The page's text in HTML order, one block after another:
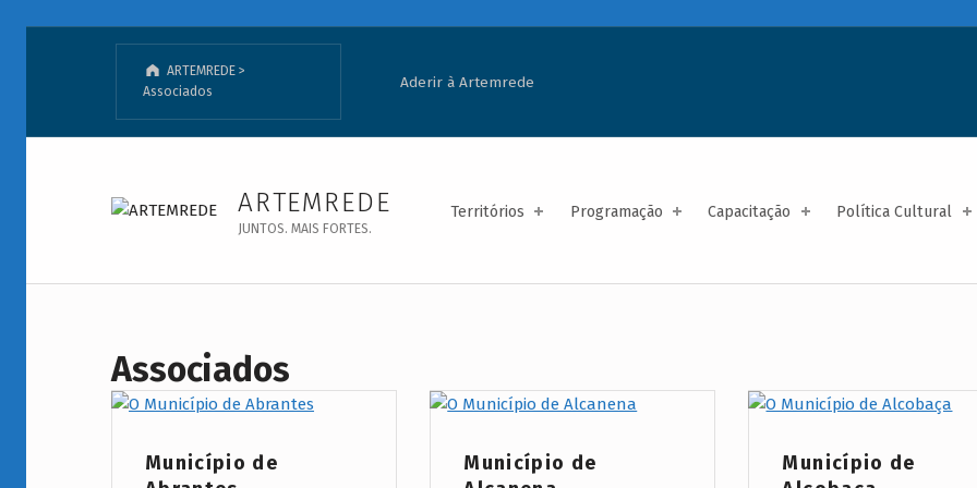
Associados - ARTEMREDE
ARTEMREDE
JUNTOS. MAIS FORTES.
Territórios Programação Capacitação Política Cultural
ARTEMREDE>
Associados
Aderir à Artemrede
Associados
Project Category:
Município de
Project Category:
Município de
Project Category:
Município de